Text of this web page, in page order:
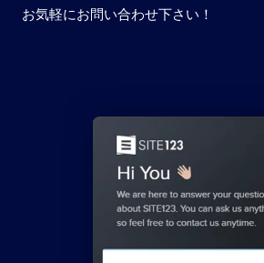
お気軽にお問い合わせ下さい！